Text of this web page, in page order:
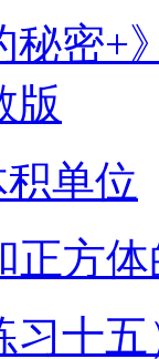
秘密+
版
单位
正方
习十五